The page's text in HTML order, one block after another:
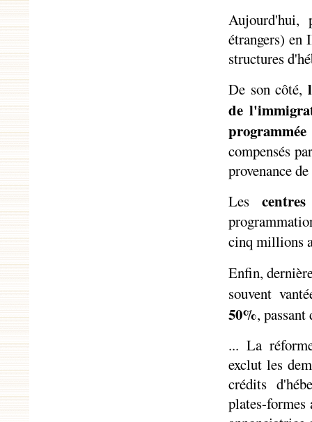
Aujourd'hui,
étrangers) en
structures
De son côté,
de
compensés
provenance
Les
cinq millions
Enfin,
souvent
50%,
... La
exclut les
crédits
plates-formes